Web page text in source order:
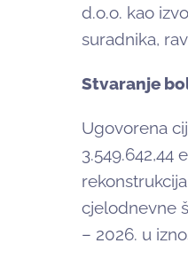
d.o.o. kao
suradnika,
Stvaranje
Ugovorena
3.549.642,44
cjelodnevne
– 2026. u